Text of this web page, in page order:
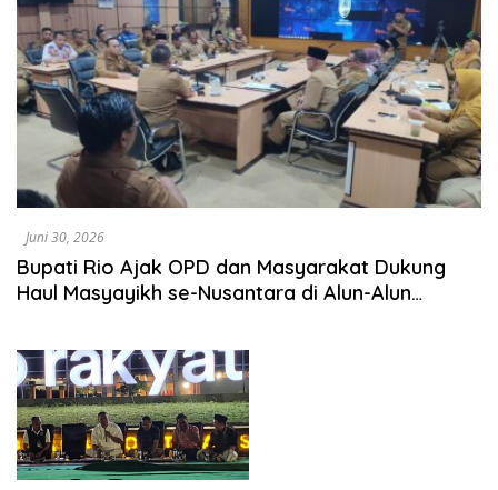
Juni 30, 2026
Bupati Rio Ajak OPD dan Masyarakat Dukung
Haul Masyayikh se-Nusantara di Alun-Alun